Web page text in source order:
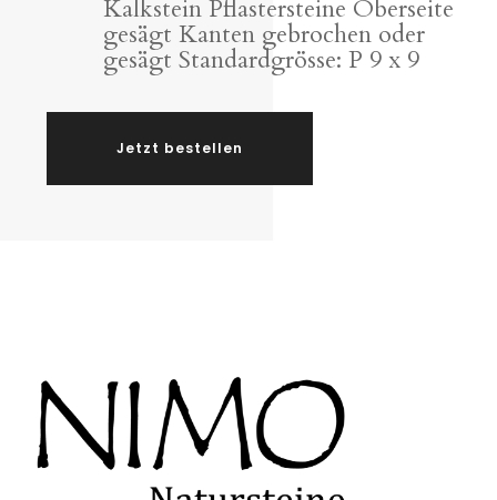
Kalkstein Pflastersteine Oberseite
gesägt Kanten gebrochen oder
gesägt Standardgrösse: P 9 x 9
Jetzt bestellen